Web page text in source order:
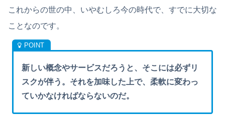
これからの世の中、いやむしろ今の時代で、すでに大切な
ことなのです。
新しい概念やサービスだろうと、そこには必ずリ
スクが伴う。それを加味した上で、柔軟に変わっ
ていかなければならないのだ。